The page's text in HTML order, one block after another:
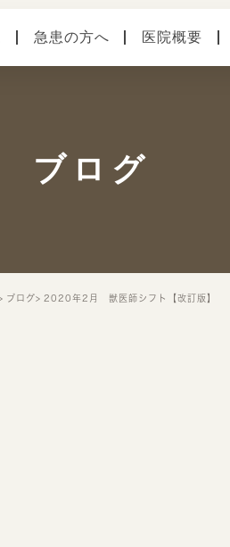
急患の方へ 医院概要
本院（横須賀中央）
院内・設備システム
ブログ
ブログ 2020年2月 獣医師シフト【改訂版】